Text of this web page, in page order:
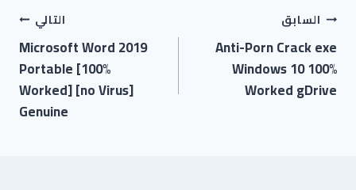
السابق
Anti-Porn Crack exe
Windows 10 100%
Worked gDrive
التالي
Microsoft Word 2019
Portable [100%
Worked] [no Virus]
Genuine